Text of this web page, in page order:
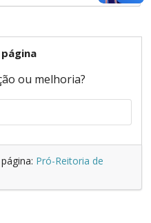
ou melhoria?
Pró-Reitoria de